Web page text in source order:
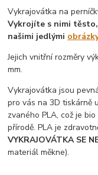
Vykrajovátka na
Vykrojíte s nimi
našimi jedlými
Jejich vnitřní rozměry
mm.
Vykrajovátka jsou
pro vás na 3D tiskárně
zvaného PLA, což je
přírodě. PLA je
VYKRAJOVÁTKA SE
materiál měkne).